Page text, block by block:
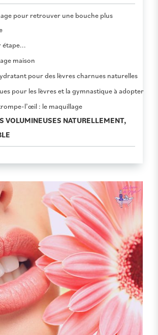
pour retrouver une bouche plus
étape...
maison
pour des lèvres charnues naturelles
pour les lèvres et la gymnastique à adopter
l’œil : le maquillage
VOLUMINEUSES NATURELLEMENT,